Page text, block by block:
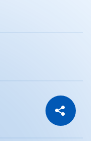
Скопировать ссылку